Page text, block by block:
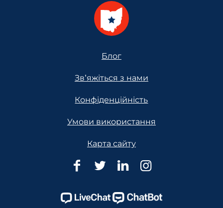
Блог
Зв'яжіться з нами
Конфіденційність
Умови використання
Карта сайту
Юридична
Огайо
Юридична
Огайо
Юридична
Огайо
Юридична
Огайо